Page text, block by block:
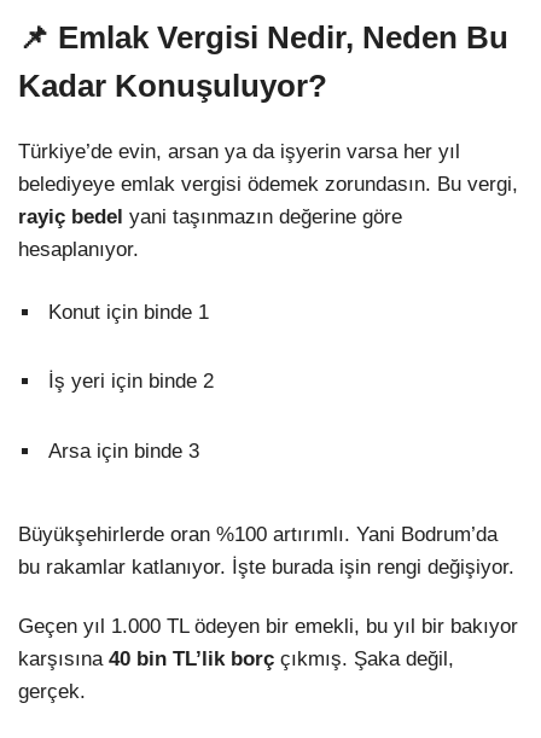
📌 Emlak Vergisi Nedir, Neden Bu
Kadar Konuşuluyor?
Türkiye’de evin, arsan ya da işyerin varsa her yıl
belediyeye emlak vergisi ödemek zorundasın. Bu vergi,
rayiç bedel yani taşınmazın değerine göre
hesaplanıyor.
Konut için binde 1
İş yeri için binde 2
Arsa için binde 3
Büyükşehirlerde oran %100 artırımlı. Yani Bodrum’da
bu rakamlar katlanıyor. İşte burada işin rengi değişiyor.
Geçen yıl 1.000 TL ödeyen bir emekli, bu yıl bir bakıyor
karşısına 40 bin TL’lik borç çıkmış. Şaka değil,
gerçek.